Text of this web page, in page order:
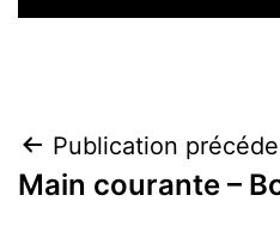
Publication
Main courante –